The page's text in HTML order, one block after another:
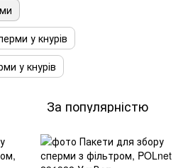
у кнурів
у кнурів
За популярністю